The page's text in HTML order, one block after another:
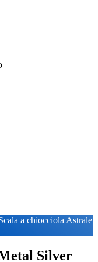
a chiocciola Astrale
Silver